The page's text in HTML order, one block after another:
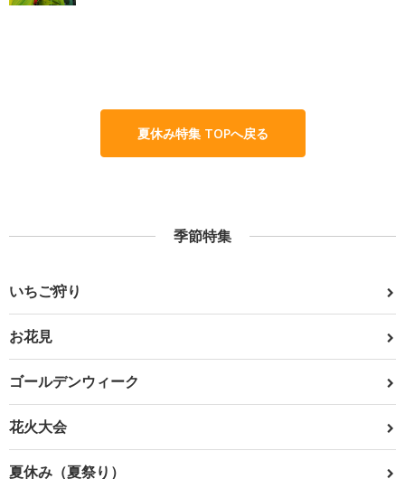
夏休み特集 TOPへ戻る
季節特集
いちご狩り
お花見
ゴールデンウィーク
花火大会
夏休み（夏祭り）